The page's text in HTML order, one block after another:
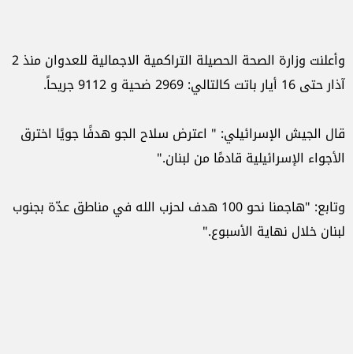
وأعلنت وزارة الصحة الحصيلة التراكمية الاجمالية للعدوان منذ 2
آذار حتى 16 أيار باتت كالتالي: 2969 ضحية و 9112 جريحاً.
قال الجيش الإسرائيلي: " اعترض سلاح الجو هدفًا جويًا اخترق
الأجواء الإسرائيلية قادمًا من لبنان."
وتابع: "
هاجمنا نحو 100 هدف لحزب الله في مناطق عدّة بجنوب
لبنان خلال نهاية الأسبوع."